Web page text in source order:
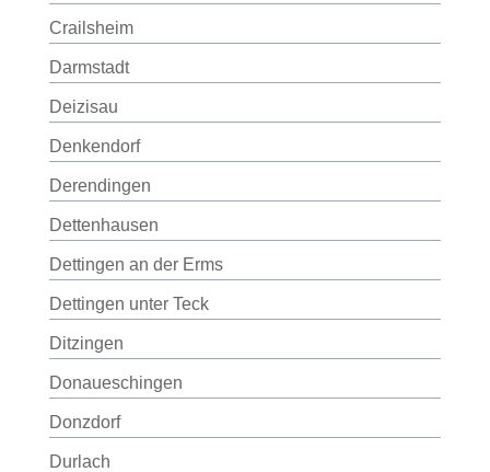
Crailsheim
Darmstadt
Deizisau
Denkendorf
Derendingen
Dettenhausen
Dettingen an der Erms
Dettingen unter Teck
Ditzingen
Donaueschingen
Donzdorf
Durlach